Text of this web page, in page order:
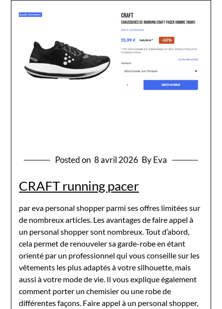
Posted on 8 avril 2026 By Eva
CRAFT running pacer
par eva personal shopper parmi ses offres limitées sur
de nombreux articles. Les avantages de faire appel à
un personal shopper sont nombreux. Tout d’abord,
cela permet de renouveler sa garde-robe en étant
orienté par un professionnel qui vous conseille sur les
vêtements les plus adaptés à votre silhouette, mais
aussi à votre mode de vie. Il vous explique également
comment porter un chemisier ou une robe de
différentes façons. Faire appel à un personal shopper,